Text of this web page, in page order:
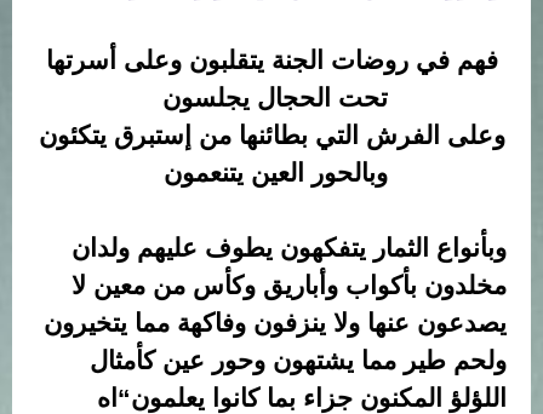
فهم في روضات الجنة يتقلبون وعلى أسرتها
تحت الحجال يجلسون
وعلى الفرش التي بطائنها من إستبرق يتكئون
وبالحور العين يتنعمون
وبأنواع الثمار يتفكهون يطوف عليهم ولدان
مخلدون بأكواب وأباريق وكأس من معين لا
يصدعون عنها ولا ينزفون وفاكهة مما يتخيرون
ولحم طير مما يشتهون وحور عين كأمثال
اللؤلؤ المكنون جزاء بما كانوا يعلمون“اه